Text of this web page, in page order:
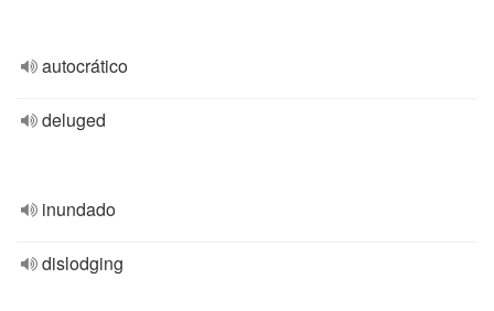
autocrático
deluged
inundado
dislodging